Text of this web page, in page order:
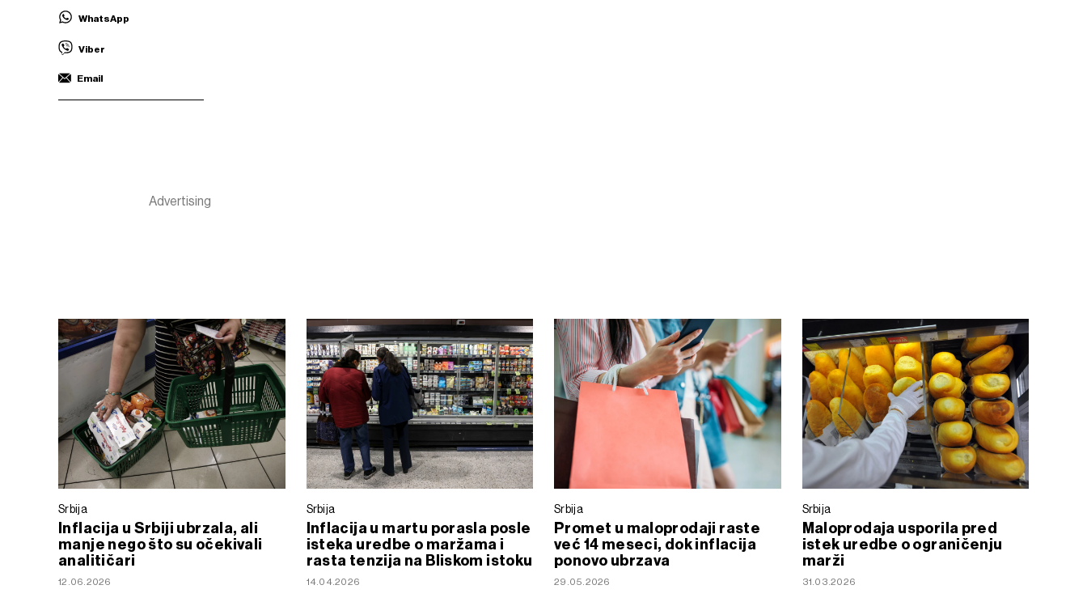
WhatsApp
Viber
Email
Srbija
Inflacija u Srbiji ubrzala, ali
manje nego što su očekivali
analitičari
12.06.2026
Srbija
Inflacija u martu porasla posle
isteka uredbe o maržama i
rasta tenzija na Bliskom istoku
14.04.2026
Srbija
Promet u maloprodaji raste
već 14 meseci, dok inflacija
ponovo ubrzava
29.05.2026
Srbija
Maloprodaja usporila pred
istek uredbe o ograničenju
marži
31.03.2026